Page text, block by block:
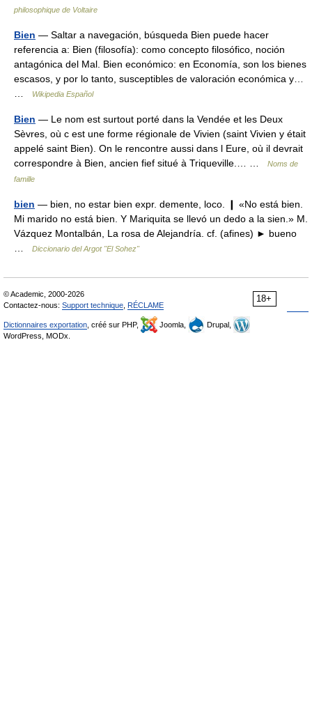
philosophique de Voltaire
Bien — Saltar a navegación, búsqueda Bien puede hacer
referencia a: Bien (filosofía): como concepto filosófico, noción
antagónica del Mal. Bien económico: en Economía, son los bienes
escasos, y por lo tanto, susceptibles de valoración económica y…
Wikipedia Español
Bien — Le nom est surtout porté dans la Vendée et les Deux
Sèvres, où c est une forme régionale de Vivien (saint Vivien y était
appelé saint Bien). On le rencontre aussi dans l Eure, où il devrait
correspondre à Bien, ancien fief situé à Triqueville.… …
Noms de
famille
bien — bien, no estar bien expr. demente, loco. ❙ «No está bien.
Mi marido no está bien. Y Mariquita se llevó un dedo a la sien.» M.
Vázquez Montalbán, La rosa de Alejandría. cf. (afines) ► bueno
Diccionario del Argot "El Sohez"
18+
© Academic, 2000-2026
Contactez-nous: Support technique RÉCLAME
Dictionnaires exportation , créé sur PHP, Joomla,
Drupal,
WordPress, MODx.